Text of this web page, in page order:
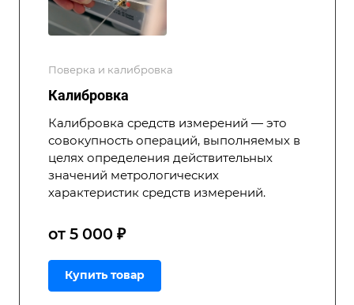
Поверка и калибровка
Калибровка
Калибровка средств измерений — это
совокупность операций, выполняемых в
целях определения действительных
значений метрологических
характеристик средств измерений.
от 5 000 ₽
Купить товар